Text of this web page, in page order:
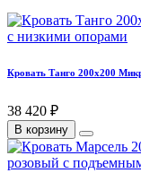
Кровать Танго 200х200
38 420 ₽
В корзину